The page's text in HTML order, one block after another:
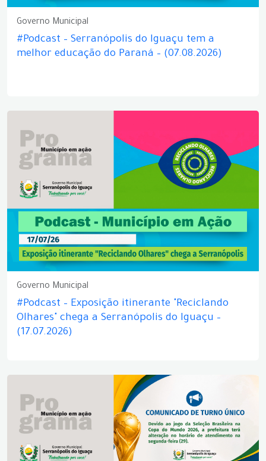
Governo Municipal
#Podcast – Serranópolis do Iguaçu tem a
melhor educação do Paraná – (07.08.2026)
Governo Municipal
#Podcast – Exposição itinerante "Reciclando
Olhares" chega a Serranópolis do Iguaçu –
(17.07.2026)